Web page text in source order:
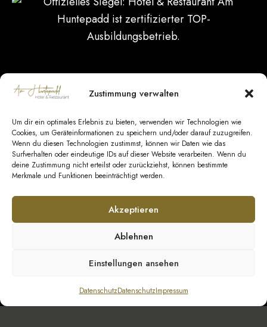
Zustimmung verwalten
Um dir ein optimales Erlebnis zu bieten, verwenden wir Technologien wie
Cookies, um Geräteinformationen zu speichern und/oder darauf zuzugreifen.
Wenn du diesen Technologien zustimmst, können wir Daten wie das
Surfverhalten oder eindeutige IDs auf dieser Website verarbeiten. Wenn du
deine Zustimmung nicht erteilst oder zurückziehst, können bestimmte
Merkmale und Funktionen beeinträchtigt werden.
Akzeptieren
Ablehnen
Einstellungen ansehen
DatenschutzDatenschutzImpressum
Datenschutz|Impressum|Barrierefreiheit|
Kontakt
AGB Hotel|AGB Veranstaltungen|AGB
© Copyright 2026 GeestEvents UG & Co. KG
Social Media: